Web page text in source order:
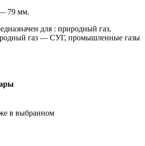
79 мм.
для : природный газ,
газ — СУГ, промышленные газы
в выбранном